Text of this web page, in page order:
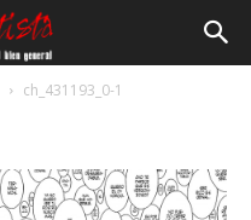
ch_431193_0-1